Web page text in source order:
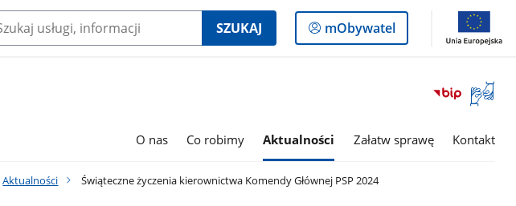
SZUKAJ
Logowanie
do
mObywatel
Otwórz
okno
O nas Co robimy Aktualności Załatw sprawę Kontakt
Aktualności Świąteczne życzenia kierownictwa Komendy Głównej PSP 2024